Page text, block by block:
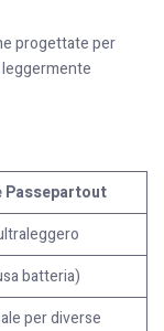
progettate per
Passepartout
batteria)
per diverse